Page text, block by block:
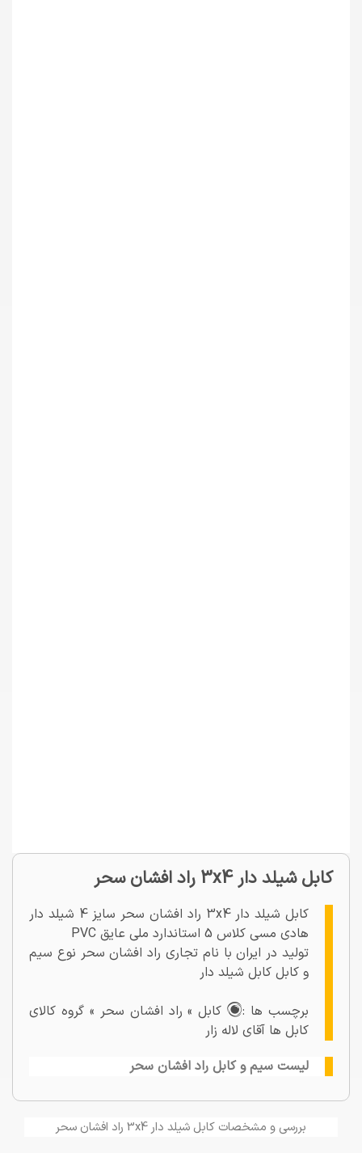
کابل شیلد دار 3x4 راد افشان سحر
کابل شیلد دار 3x4 راد افشان سحر سایز 4 شیلد دار
هادی مسی کلاس 5 استاندارد ملی عایق PVC
تولید در ایران با نام تجاری راد افشان سحر نوع سیم
و کابل کابل شیلد دار
برچسب ها :
کابل » راد افشان سحر » گروه کالای
کابل ها آقای لاله زار
لیست سیم و کابل راد افشان سحر
بررسی و مشخصات کابل شیلد دار 3x4 راد افشان سحر